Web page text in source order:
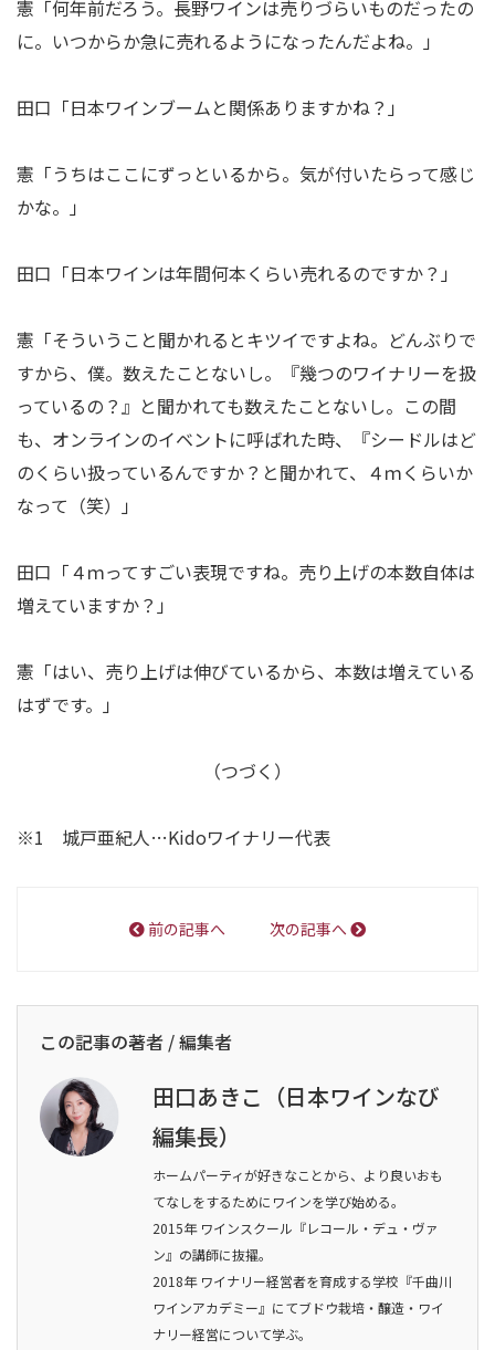
憲「何年前だろう。長野ワインは売りづらいものだったの
に。いつからか急に売れるようになったんだよね。」
田口「日本ワインブームと関係ありますかね？」
憲「うちはここにずっといるから。気が付いたらって感じ
かな。」
田口「日本ワインは年間何本くらい売れるのですか？」
憲「そういうこと聞かれるとキツイですよね。どんぶりで
すから、僕。数えたことないし。『幾つのワイナリーを扱
っているの？』と聞かれても数えたことないし。この間
も、オンラインのイベントに呼ばれた時、『シードルはど
のくらい扱っているんですか？と聞かれて、４ｍくらいか
なって（笑）」
田口「４ｍってすごい表現ですね。売り上げの本数自体は
増えていますか？」
憲「はい、売り上げは伸びているから、本数は増えている
はずです。」
（つづく）
※1 城戸亜紀人…Kidoワイナリー代表
前の記事へ 次の記事へ
この記事の著者 / 編集者
田口あきこ（日本ワインなび
編集長）
ホームパーティが好きなことから、より良いおも
てなしをするためにワインを学び始める。
2015年 ワインスクール『レコール・デュ・ヴァ
ン』の講師に抜擢。
2018年 ワイナリー経営者を育成する学校『千曲川
ワインアカデミー』にてブドウ栽培・醸造・ワイ
ナリー経営について学ぶ。